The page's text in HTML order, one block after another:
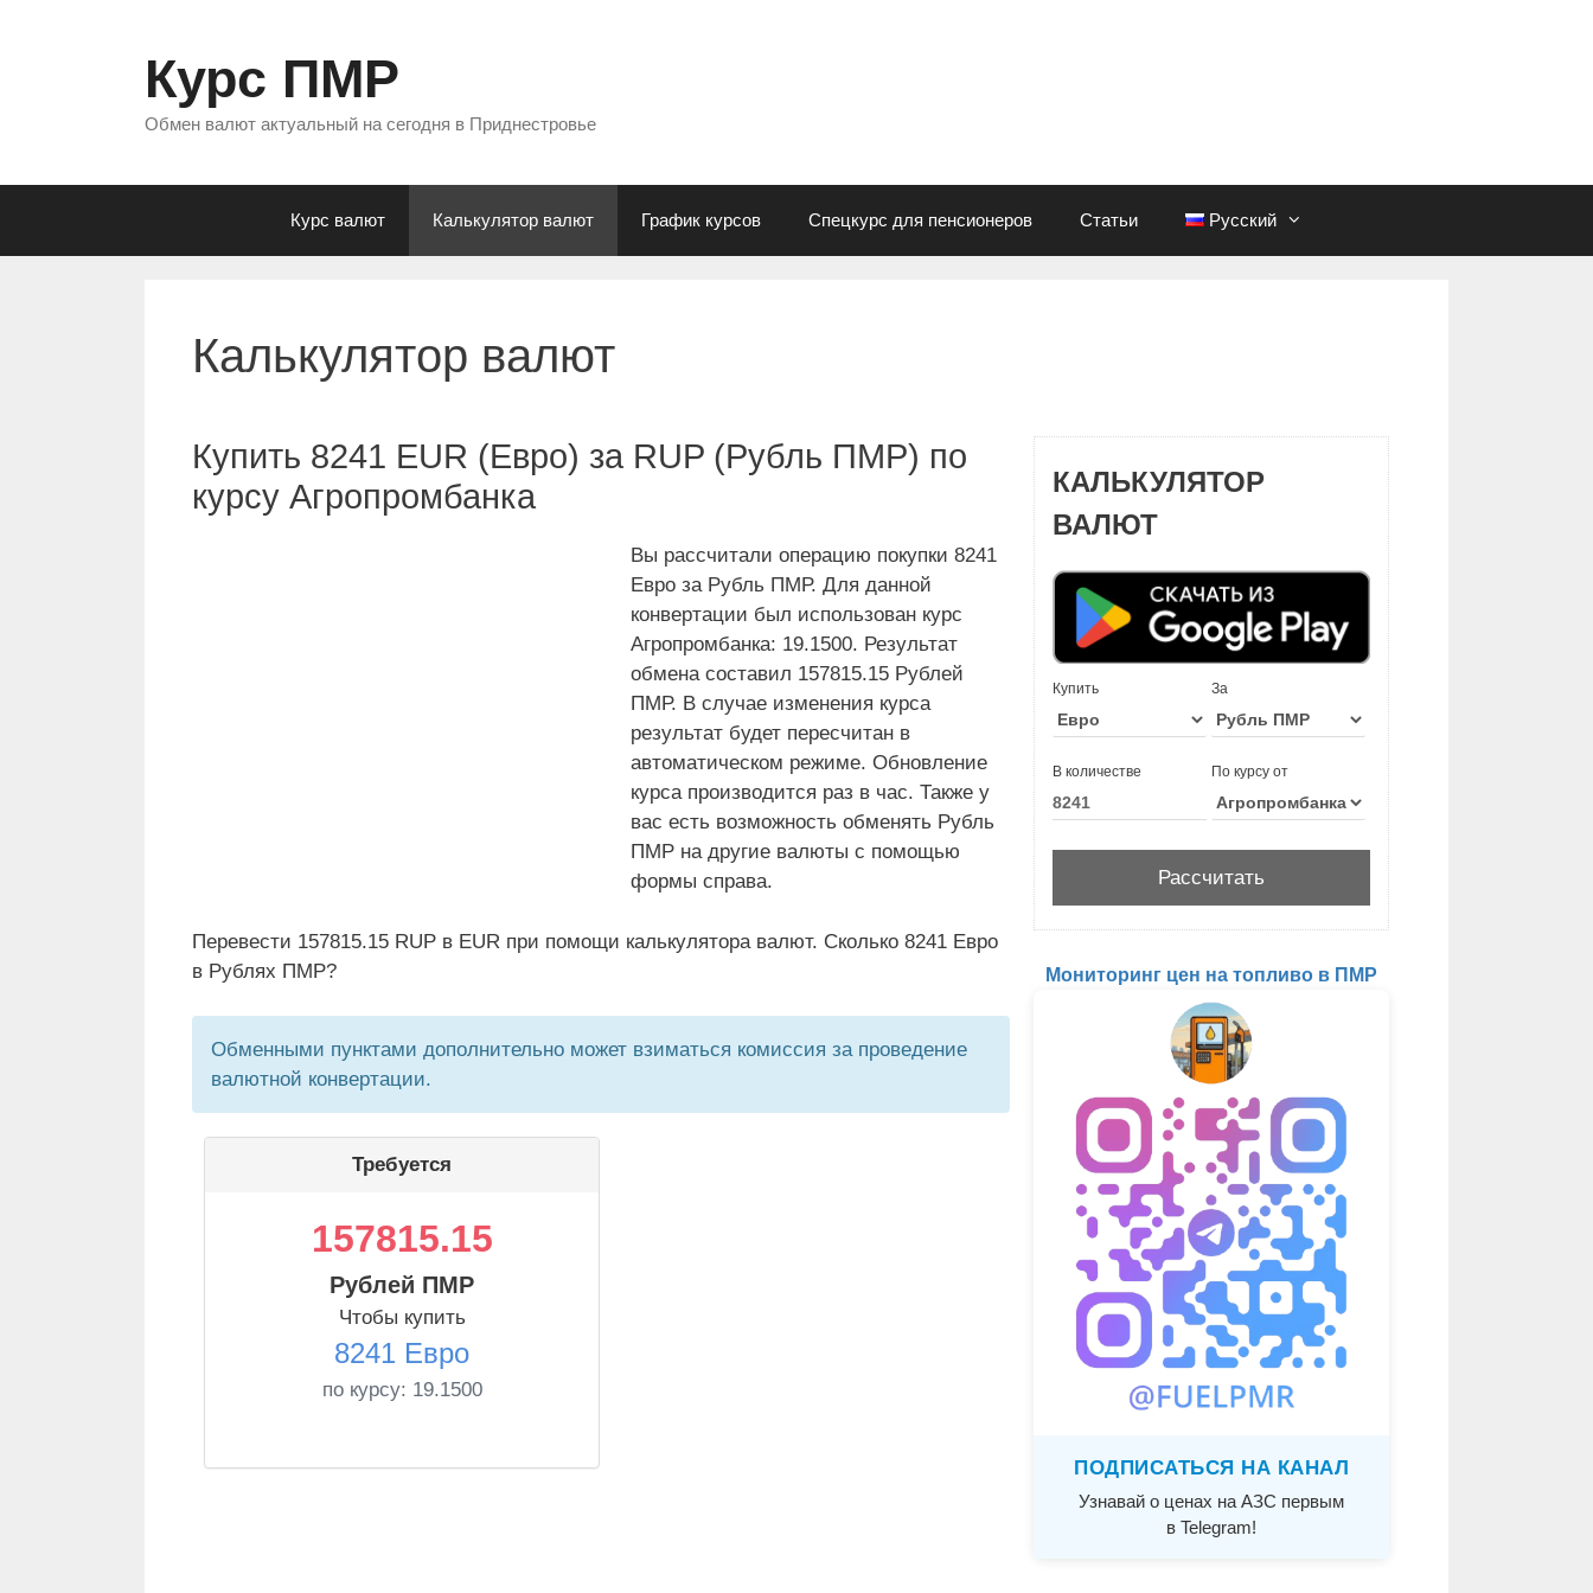
Курс ПМР
Обмен валют актуальный на сегодня в Приднестровье
Курс валют Калькулятор валют График курсов Спецкурс для пенсионеров Статьи Русский
Калькулятор валют
Купить 8241 EUR (Евро) за RUP (Рубль ПМР) по
курсу Агропромбанка
Вы рассчитали операцию покупки 8241
Евро за Рубль ПМР. Для данной
конвертации был использован курс
Агропромбанка: 19.1500. Результат
обмена составил 157815.15 Рублей
ПМР. В случае изменения курса
результат будет пересчитан в
автоматическом режиме. Обновление
курса производится раз в час. Также у
вас есть возможность обменять Рубль
ПМР на другие валюты с помощью
формы справа.
Перевести 157815.15 RUP в EUR при помощи калькулятора валют. Сколько 8241 Евро
в Рублях ПМР?
Обменными пунктами дополнительно может взиматься комиссия за проведение
валютной конвертации.
Требуется
157815.15
Рублей ПМР
Чтобы купить
8241 Евро
по курсу: 19.1500
КАЛЬКУЛЯТОР
ВАЛЮТ
Купить За
В количестве По курсу от
Мониторинг цен на топливо в ПМР
ПОДПИСАТЬСЯ НА КАНАЛ
Узнавай о ценах на АЗС первым
в Telegram!